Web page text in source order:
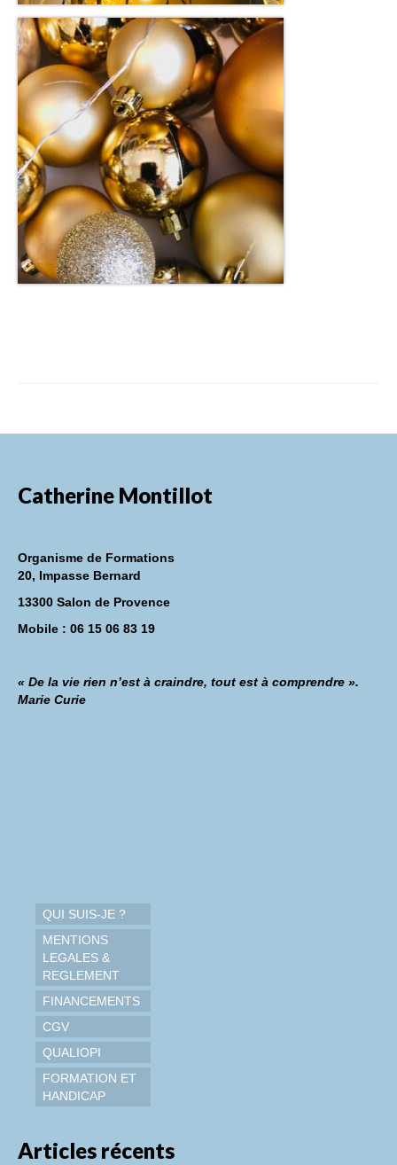
Catherine Montillot
Organisme de Formations
20, Impasse Bernard
13300 Salon de Provence
Mobile : 06 15 06 83 19
« De la vie rien n’est à craindre, tout est à comprendre ».
Marie Curie
QUI SUIS-JE ?
MENTIONS
LEGALES &
REGLEMENT
FINANCEMENTS
CGV
QUALIOPI
FORMATION ET
HANDICAP
Articles récents